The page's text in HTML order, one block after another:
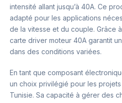
intensité allant jusqu’à 40A. Ce
adapté pour les applications
de la vitesse et du couple. Grâce
carte driver moteur 40A garantit
dans des conditions variées.
En tant que composant
un choix privilégié pour les
Tunisie. Sa capacité à gérer des